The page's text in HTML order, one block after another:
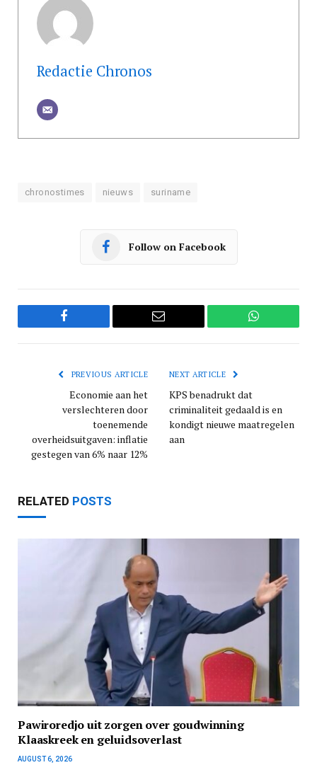
Redactie Chronos
chronostimes nieuws suriname
Follow on Facebook
Facebook Email WhatsApp
PREVIOUS ARTICLE
Economie aan het
verslechteren door
toenemende
overheidsuitgaven: inflatie
gestegen van 6% naar 12%
NEXT ARTICLE
KPS benadrukt dat
criminaliteit gedaald is en
kondigt nieuwe maatregelen
aan
RELATED POSTS
Pawiroredjo uit zorgen over goudwinning
Klaaskreek en geluidsoverlast
AUGUST 6, 2026